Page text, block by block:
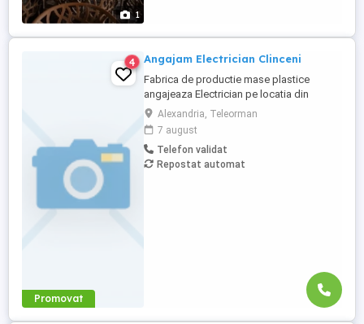
1
Promovat
4 Angajam Electrician Clinceni
Fabrica de productie mase plastice
angajeaza Electrician pe locatia din
Clinceni. Descriere job: - Asigura realizarea
mentenantei preventive si accidentala sub
coordonarea sefului ierarhic conform
planului de intretinere; - Propune solutii de
imbunatatire a functionarii instalatiilor si
Alexandria, Teleorman
7 august
Telefon validat
Repostat automat